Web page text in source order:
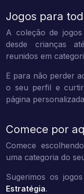
Jogos para
A coleção de
desde crianças
reunidos em
E para não perder
o seu perfil e
página
Comece por
Comece
uma categoria do
Sugerimos os
Estratégia.